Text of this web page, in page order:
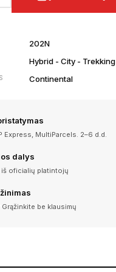
202N
Hybrid - City - Trekking
Continental
Express, MultiParcels. 2–6 d.d.
dalys
oficialių platintojų
Grąžinkite be klausimų